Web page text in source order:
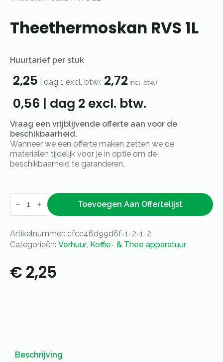
Theethermoskan RVS 1L
Huurtarief per stuk
2,25 dag 1 excl. btw.( 2,72 incl. btw.)
0,56 | dag 2 excl. btw.
Vraag een vrijblijvende offerte aan voor de
beschikbaarheid.
Wanneer we een offerte maken zetten we de
materialen tijdelijk voor je in optie om de
beschikbaarheid te garanderen.
Theethermoskan
RVS
Toevoegen Aan Offertelijst
Artikelnummer: cfcc46d99d6f-1-2-1-2
Categorieën: Verhuur, Koffie- & Thee apparatuur
€ 2,25
Beschrijving